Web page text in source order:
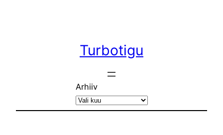
Turbotigu
Arhiiv